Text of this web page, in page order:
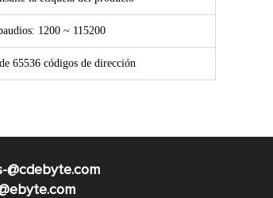
1200 ~ 115200
65536 códigos de dirección
@cdebyte.com